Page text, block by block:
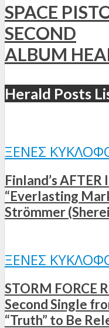
SPACE
SECOND
ALBUM
Herald Posts
ΞΈΝΕΣ
Finland’s
“Everlasting
Strömmer
ΞΈΝΕΣ
STORM FORCE
Second Single
“Truth” to Be